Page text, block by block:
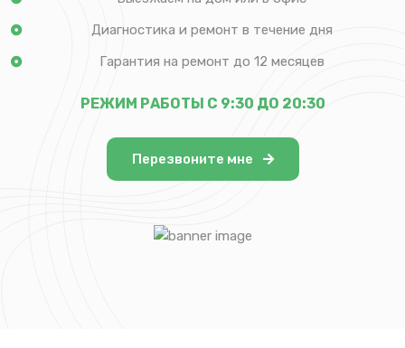
Диагностика и ремонт в течение дня
Гарантия на ремонт до 12 месяцев
РЕЖИМ РАБОТЫ С 9:30 ДО 20:30
Перезвоните мне